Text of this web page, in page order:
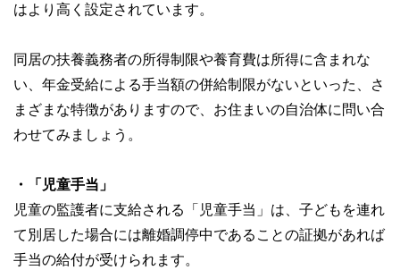
はより高く設定されています。
同居の扶養義務者の所得制限や養育費は所得に含まれな
い、年金受給による手当額の併給制限がないといった、さ
まざまな特徴がありますので、お住まいの自治体に問い合
わせてみましょう。
・「児童手当」
児童の監護者に支給される「児童手当」は、子どもを連れ
て別居した場合には離婚調停中であることの証拠があれば
手当の給付が受けられます。